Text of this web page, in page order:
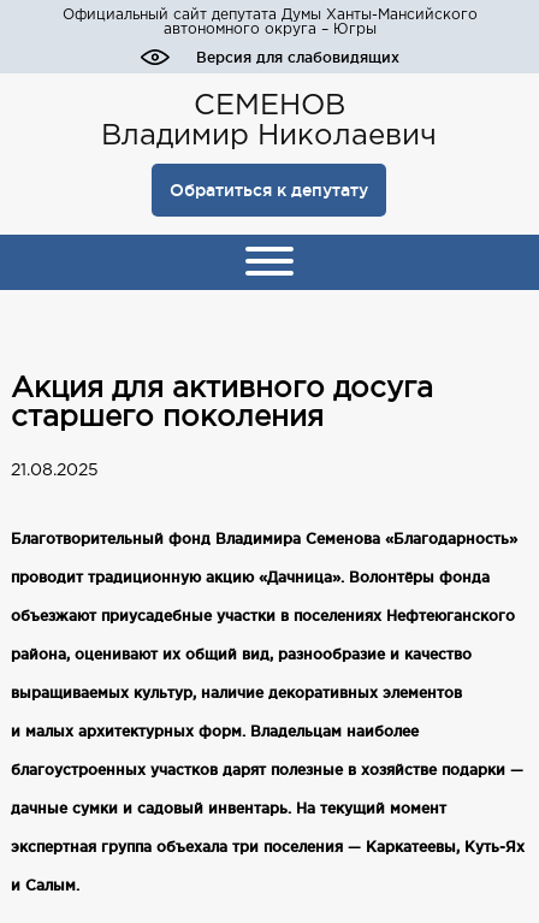
Официальный сайт депутата Думы Ханты-Мансийского
автономного округа – Югры
Версия для слабовидящих
СЕМЕНОВ
Владимир Николаевич
Обратиться к депутату
Акция для активного досуга
старшего поколения
21.08.2025
Благотворительный фонд Владимира Семенова «Благодарность»
проводит традиционную акцию «Дачница». Волонтёры фонда
объезжают приусадебные участки в поселениях Нефтеюганского
района, оценивают их общий вид, разнообразие и качество
выращиваемых культур, наличие декоративных элементов
и малых архитектурных форм. Владельцам наиболее
благоустроенных участков дарят полезные в хозяйстве подарки —
дачные сумки и садовый инвентарь. На текущий момент
экспертная группа объехала три поселения — Каркатеевы, Куть‑Ях
и Салым.